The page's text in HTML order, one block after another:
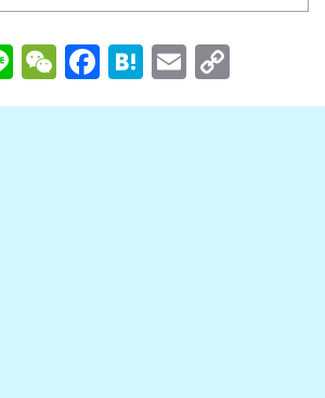
Li
n
W
e
F
a
H
at
E
m o